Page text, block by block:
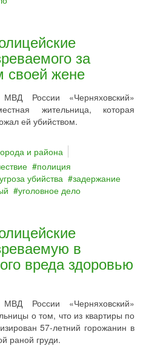
за
своей жене
России «Черняховский»
жительница, которая
ей убийством.
и района
полиция
угроза убийства
задержание
уголовное дело
в
вреда здоровью
России «Черняховский»
о том, что из квартиры по
57-летний горожанин в
раной груди.